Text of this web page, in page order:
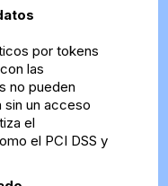
por tokens
las
no pueden
sin un acceso
el
el PCI DSS y